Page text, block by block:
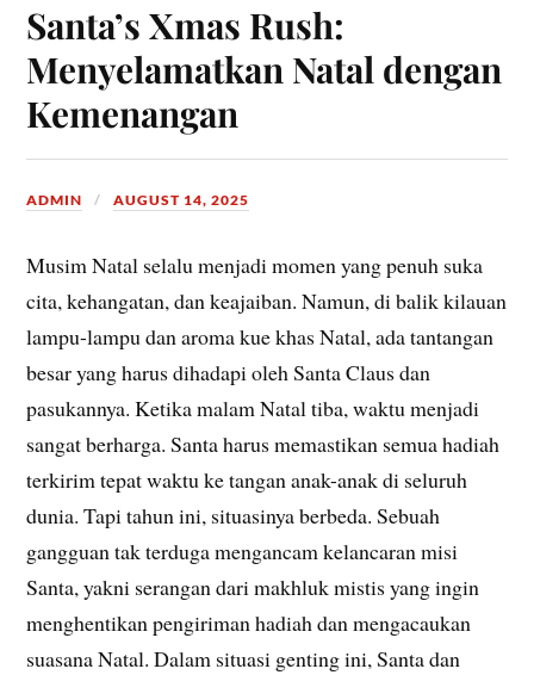
Santa’s Xmas Rush:
Menyelamatkan Natal dengan
Kemenangan
ADMIN AUGUST 14, 2025
Musim Natal selalu menjadi momen yang penuh suka
cita, kehangatan, dan keajaiban. Namun, di balik kilauan
lampu-lampu dan aroma kue khas Natal, ada tantangan
besar yang harus dihadapi oleh Santa Claus dan
pasukannya. Ketika malam Natal tiba, waktu menjadi
sangat berharga. Santa harus memastikan semua hadiah
terkirim tepat waktu ke tangan anak-anak di seluruh
dunia. Tapi tahun ini, situasinya berbeda. Sebuah
gangguan tak terduga mengancam kelancaran misi
Santa, yakni serangan dari makhluk mistis yang ingin
menghentikan pengiriman hadiah dan mengacaukan
suasana Natal. Dalam situasi genting ini, Santa dan